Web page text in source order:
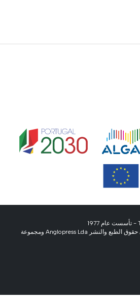
جميع المحتويات والتصميم هي حقوق الطبع والنشر Anglopress Lda ومجموعة